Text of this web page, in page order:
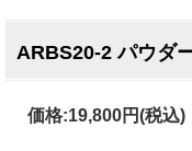
ARBS20-2 パウダ
価格:19,800円(税込)